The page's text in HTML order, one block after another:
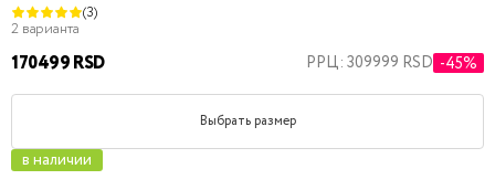
(3)
2 варианта
170499 RSD РРЦ: 309999 RSD -45%
Выбрать размер
в наличии